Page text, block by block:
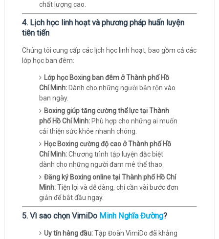
chất lượng cao.
4. Lịch học linh hoạt và phương pháp huấn luyện
tiên tiến
Chúng tôi cung cấp các lịch học linh hoạt, bao gồm cả các
lớp học ban đêm:
Lớp học Boxing ban đêm ở Thành phố Hồ
Chí Minh:Dành cho những người bận rộn vào
ban ngày.
Boxing giúp tăng cường thể lực tại Thành
phố Hồ Chí Minh:Phù hợp cho những ai muốn
cải thiện sức khỏe nhanh chóng.
Học Boxing cường độ cao ở Thành phố Hồ
Chí Minh:Chương trình tập luyện đặc biệt
dành cho những người đam mê thể thao.
Đăng ký Boxing online tại Thành phố Hồ Chí
Minh:Tiện lợi và dễ dàng, chỉ cần vài bước đơn
giản để bắt đầu ngay.
5. Vì sao chọn VimiDo Minh Nghĩa Đường?
Uy tín hàng đầu:Tập Đoàn VimiDo đã khẳng